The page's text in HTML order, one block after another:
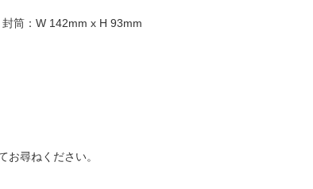
筒：W 142mm x H 93mm
尋ねください。